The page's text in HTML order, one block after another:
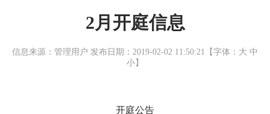
2月开庭信息
信息来源：管理用户 发布日期：2019-02-02 11:50:21【字体： 大 中
小】
开庭公告